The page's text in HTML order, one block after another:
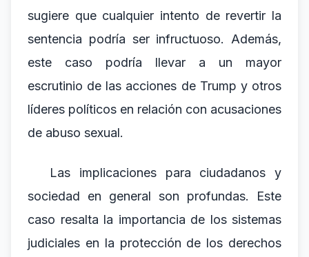
sugiere que cualquier intento de revertir la
sentencia podría ser infructuoso. Además,
este caso podría llevar a un mayor
escrutinio de las acciones de Trump y otros
líderes políticos en relación con acusaciones
de abuso sexual.
Las implicaciones para ciudadanos y
sociedad en general son profundas. Este
caso resalta la importancia de los sistemas
judiciales en la protección de los derechos